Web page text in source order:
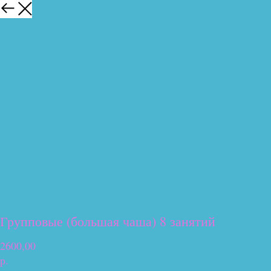
Групповые (большая чаша) 8 занятий
2600,00
р.